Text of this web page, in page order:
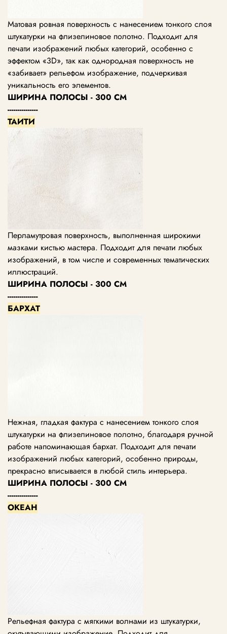
Матовая ровная поверхность с нанесением тонкого слоя
штукатурки на флизелиновое полотно. Подходит для
печати изображений любых категорий, особенно с
эффектом «3D», так как однородная поверхность не
«забивает» рельефом изображение, подчеркивая
уникальность его элементов.
ШИРИНА ПОЛОСЫ - 300 СМ
---------------
ТАИТИ
Перламутровая поверхность, выполненная широкими
мазками кистью мастера. Подходит для печати любых
изображений, в том числе и современных тематических
иллюстраций.
ШИРИНА ПОЛОСЫ - 300 СМ
---------------
БАРХАТ
Нежная, гладкая фактура с нанесением тонкого слоя
штукатурки на флизелиновое полотно, благодаря ручной
работе напоминающая бархат. Подходит для печати
изображений любых категорий, особенно природы,
прекрасно вписывается в любой стиль интерьера.
ШИРИНА ПОЛОСЫ - 300 СМ
---------------
ОКЕАН
Рельефная фактура с мягкими волнами из штукатурки,